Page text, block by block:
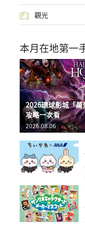
觀光
本月在地第一
2026環球影城「
攻略一次看
2026.08.06